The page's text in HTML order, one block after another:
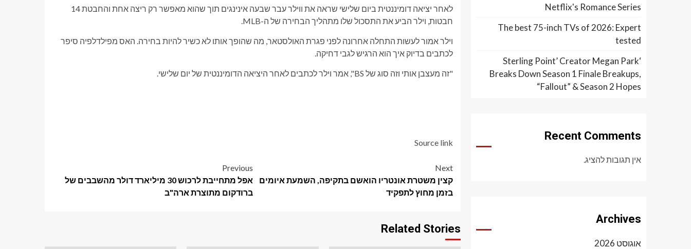
לאחר יציאה דומיננטית ביום שלישי שראה את ווילר עבר שבעה אינינגים תוך שהוא מאפשר רק ריצה אחת והחבטת 14
חבטות, וילר הביע את התסכול שלו מתהליך הבחירה של ה-MLB.
וילר אמור לעשות התחלה אחרונה לפני פגרת האולסטאר, מה שהופך אותו לא כשיר להיות בחירה. האס מפילדלפיה סיפר
לכתבים בדיוק איך הוא הרגיש לגבי דחיקה.
"זה מעצבן אותי וזה סוג של BS", אמר וילר לכתבים לאחר היציאה הדומיננטית של יום שלישי.
Source link
Post
navigation
Previous
אפל מתחייבת לרכוש 30 מיליארד דולר מהשבבים של
ברודקום מתוצרת ארה"ב
Next
קצין משטרת אונטריו הואשם בתקיפה, השמעת איומים
בזמן מחוץ לתפקיד
Related Stories
Netflix's Romance Series
The best 75-inch TVs of 2026: Expert
tested
‘Sterling Point’ Creator Megan Park
Breaks Down Season 1 Finale Breakups,
“Fallout” & Season 2 Hopes
Recent Comments
אין תגובות להציג.
Archives
אוגוסט 2026